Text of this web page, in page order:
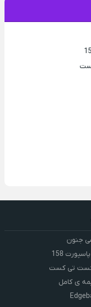
جنون
158
تی کست
ی کامل